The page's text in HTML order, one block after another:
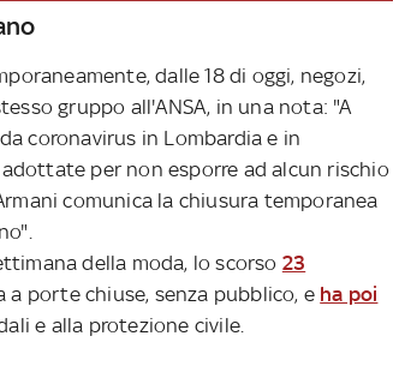
dalle 18 di oggi, negozi,
gruppo all'ANSA, in una nota: "A
coronavirus in Lombardia e in
per non esporre ad alcun rischio
comunica la chiusura temporanea
della moda, lo scorso 23
a porte chiuse, senza pubblico, e ha poi
e alla protezione civile.